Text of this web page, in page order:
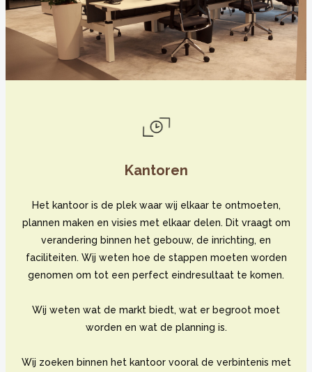
Kantoren
Het kantoor is de plek waar wij elkaar te ontmoeten,
plannen maken en visies met elkaar delen. Dit vraagt om
verandering binnen het gebouw, de inrichting, en
faciliteiten. Wij weten hoe de stappen moeten worden
genomen om tot een perfect eindresultaat te komen.
Wij weten wat de markt biedt, wat er begroot moet
worden en wat de planning is.
Wij zoeken binnen het kantoor vooral de verbintenis met